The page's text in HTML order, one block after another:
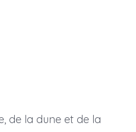
de la dune et de la